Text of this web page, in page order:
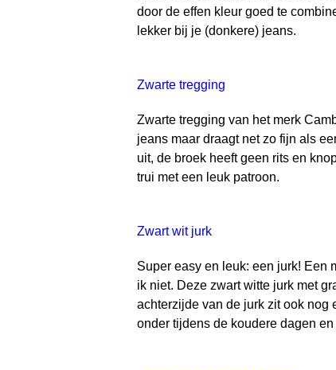
door de effen kleur goed te
lekker bij je (donkere) jeans.
Zwarte tregging
Zwarte tregging van het merk
jeans maar draagt net zo fijn als
uit, de broek heeft geen rits en
trui met een leuk patroon.
Zwart wit jurk
Super easy en leuk: een jurk! Een
ik niet. Deze zwart witte jurk met
achterzijde van de jurk zit ook nog
onder tijdens de koudere dagen